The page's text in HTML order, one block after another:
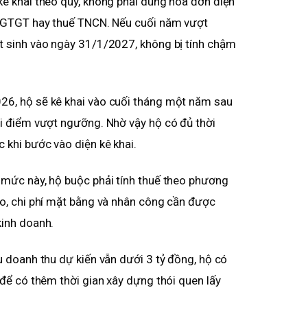
hay thuế TNCN. Nếu cuối năm vượt
sinh vào ngày 31/1/2027, không bị tính chậm
hộ sẽ kê khai vào cuối tháng một năm sau
điểm vượt ngưỡng. Nhờ vậy hộ có đủ thời
bước vào diện kê khai.
này, hộ buộc phải tính thuế theo phương
chi phí mặt bằng và nhân công cần được
doanh.
thu dự kiến vẫn dưới 3 tỷ đồng, hộ có
có thêm thời gian xây dựng thói quen lấy